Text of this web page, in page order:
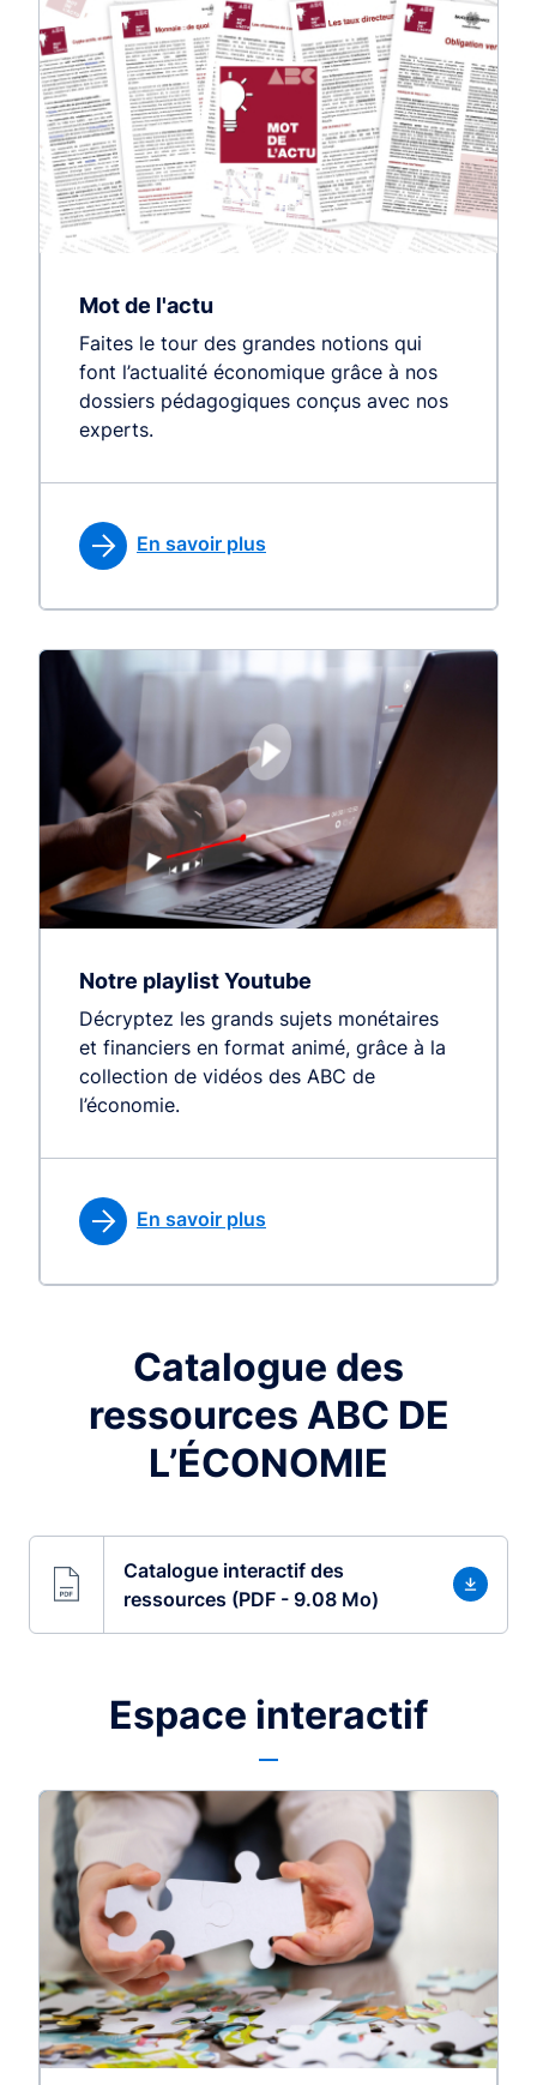
Mot de l'actu
Faites le tour des grandes notions qui
font l’actualité économique grâce à nos
dossiers pédagogiques conçus avec nos
experts.
En savoir plus
Notre playlist Youtube
Décryptez les grands sujets monétaires
et financiers en format animé, grâce à la
collection de vidéos des ABC de
l’économie.
En savoir plus
Catalogue des
ressources ABC DE
L’ÉCONOMIE
Catalogue interactif des
ressources (PDF - 9.08 Mo)
Espace interactif